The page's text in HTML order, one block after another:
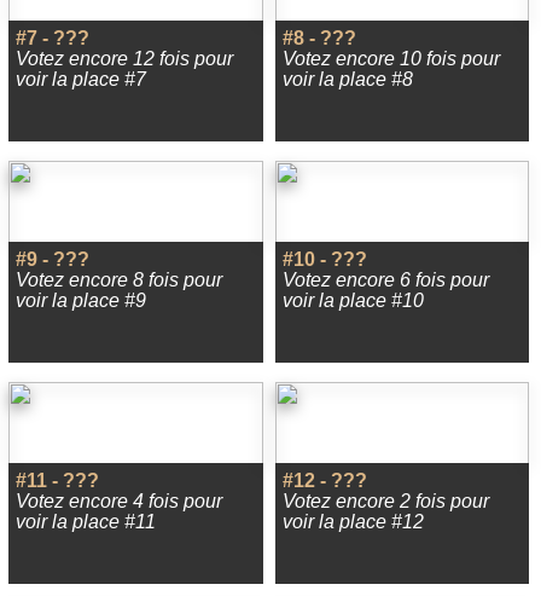
#7 - ???
Votez encore 12 fois pour
voir la place #7
#8 - ???
Votez encore 10 fois pour
voir la place #8
#9 - ???
Votez encore 8 fois pour
voir la place #9
#10 - ???
Votez encore 6 fois pour
voir la place #10
#11 - ???
Votez encore 4 fois pour
voir la place #11
#12 - ???
Votez encore 2 fois pour
voir la place #12